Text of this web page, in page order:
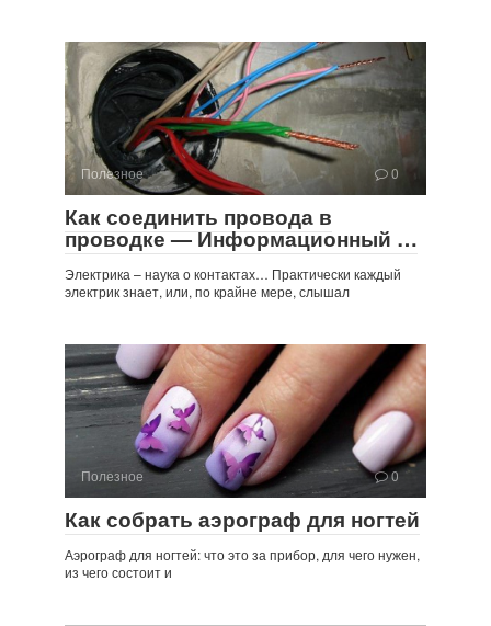
Полезное 0
Как соединить провода в
проводке — Информационный …
Электрика – наука о контактах… Практически каждый
электрик знает, или, по крайне мере, слышал
Полезное 0
Как собрать аэрограф для ногтей
Аэрограф для ногтей: что это за прибор, для чего нужен,
из чего состоит и